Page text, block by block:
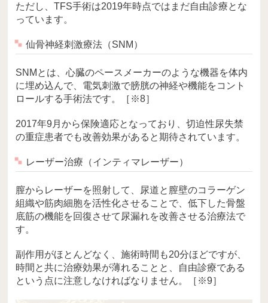
ただし、TFS手術は2019年時点ではまだ自由診療とな
っています。
仙骨神経刺激療法（SNM）
SNMとは、心臓のペースメーカーのような機器を体内
に埋め込んで、電気刺激で膀胱の神経や機能をコント
ロールする手術法です。［※8］
2017年9月から保険適応となっており、切迫性尿失禁
の重症患者でも改善効果があると期待されています。
レーザー治療（インティマレーザー）
膣からレーザーを照射して、尿道と膣壁のコラーゲン
組織や筋肉細胞を活性化させることで、低下した骨盤
底筋の機能を回復させて尿漏れを改善させる治療法で
す。
副作用がほとんどなく、施術時間も20分ほどですが、
時間と共に治療効果が薄れることと、自由診療である
という点に注意しなければなりません。［※9］